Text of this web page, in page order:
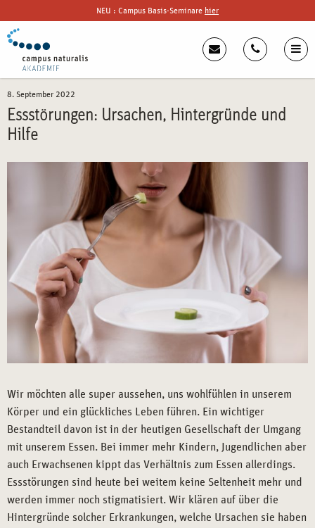
NEU : Campus Basis-Seminare hier
8. September 2022
Essstörungen: Ursachen, Hintergründe und
Hilfe
Wir möchten alle super aussehen, uns wohlfühlen in unserem
Körper und ein glückliches Leben führen. Ein wichtiger
Bestandteil davon ist in der heutigen Gesellschaft der Umgang
mit unserem Essen. Bei immer mehr Kindern, Jugendlichen aber
auch Erwachsenen kippt das Verhältnis zum Essen allerdings.
Essstörungen sind heute bei weitem keine Seltenheit mehr und
werden immer noch stigmatisiert. Wir klären auf über die
Hintergründe solcher Erkrankungen, welche Ursachen sie haben